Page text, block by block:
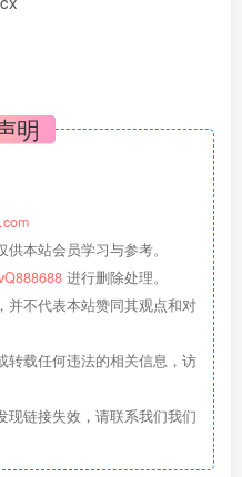
明
本站会员学习与参考。
进行删除处理。
并不代表本站赞同其观点和对
转载任何违法的相关信息，访
现链接失效，请联系我们我们